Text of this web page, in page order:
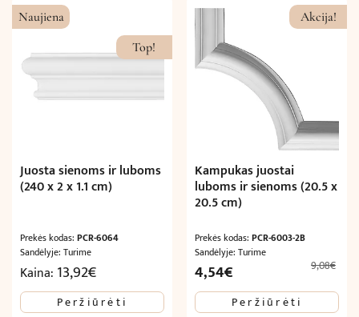
Naujiena
Top!
Juosta sienoms ir luboms
(240 x 2 x 1.1 cm)
Prekės kodas: PCR-6064
Sandėlyje: Turime
Kaina: 13,92€
Peržiūrėti
Akcija!
Kampukas juostai
luboms ir sienoms (20.5 x
20.5 cm)
Prekės kodas:PCR-6003-2B
Sandėlyje: Turime
9,08€
Original
price
was:
4,54€
price
is:
Peržiūrėti